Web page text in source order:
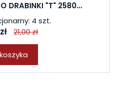
DRABINKI "T" 2580...
4 szt.
21,00 zł